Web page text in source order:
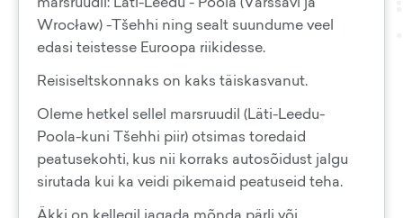
Wrocław) -Tšehhi ning sealt suundume veel
edasi teistesse Euroopa riikidesse.
Reisiseltskonnaks on kaks täiskasvanut.
Oleme hetkel sellel marsruudil (Läti-Leedu-
Poola-kuni Tšehhi piir) otsimas toredaid
peatusekohti, kus nii korraks autosõidust jalgu
sirutada kui ka veidi pikemaid peatuseid teha.